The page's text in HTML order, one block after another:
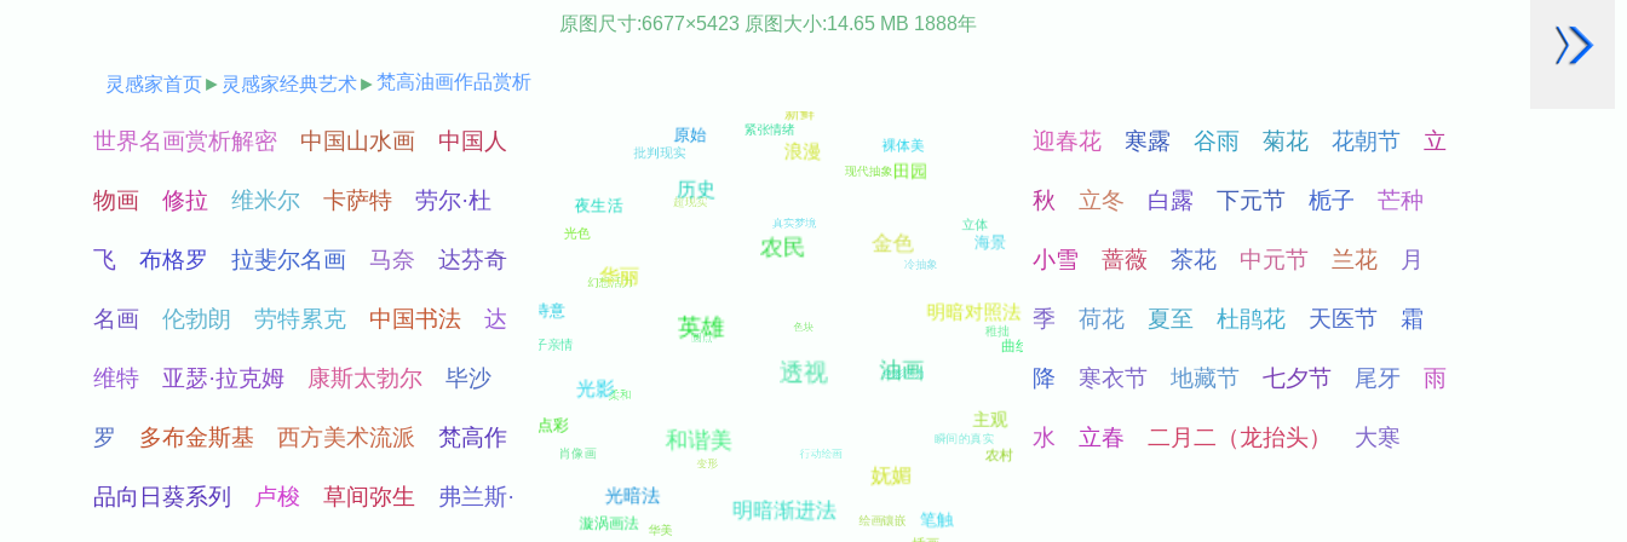
原图尺寸:6677×5423 原图大小:14.65 MB 1888年
灵感家首页► 灵感家经典艺术► 梵高油画作品赏析